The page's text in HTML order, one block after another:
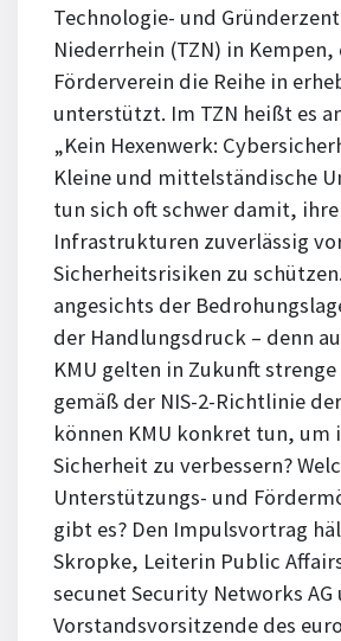
Technologie- und
Niederrhein (TZN) in Kempen,
Förderverein die Reihe in
unterstützt. Im TZN heißt es
„Kein Hexenwerk:
Kleine und mittelständische
tun sich oft schwer damit, ihre
Infrastrukturen zuverlässig
Sicherheitsrisiken zu
angesichts der
der Handlungsdruck – denn
KMU gelten in Zukunft
gemäß der NIS-2-Richtlinie der
können KMU konkret tun, um
Sicherheit zu verbessern?
Unterstützungs- und
gibt es? Den Impulsvortrag
Skropke, Leiterin Public
secunet Security Networks AG
Vorstandsvorsitzende des